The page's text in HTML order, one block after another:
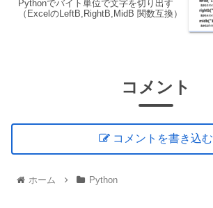
Pythonでバイト単位で文字を切り出す
（ExcelのLeftB,RightB,MidB 関数互換）
コメント
コメントを書き込む
ホーム Python